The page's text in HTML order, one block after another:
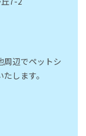
周辺でペットシ
します。